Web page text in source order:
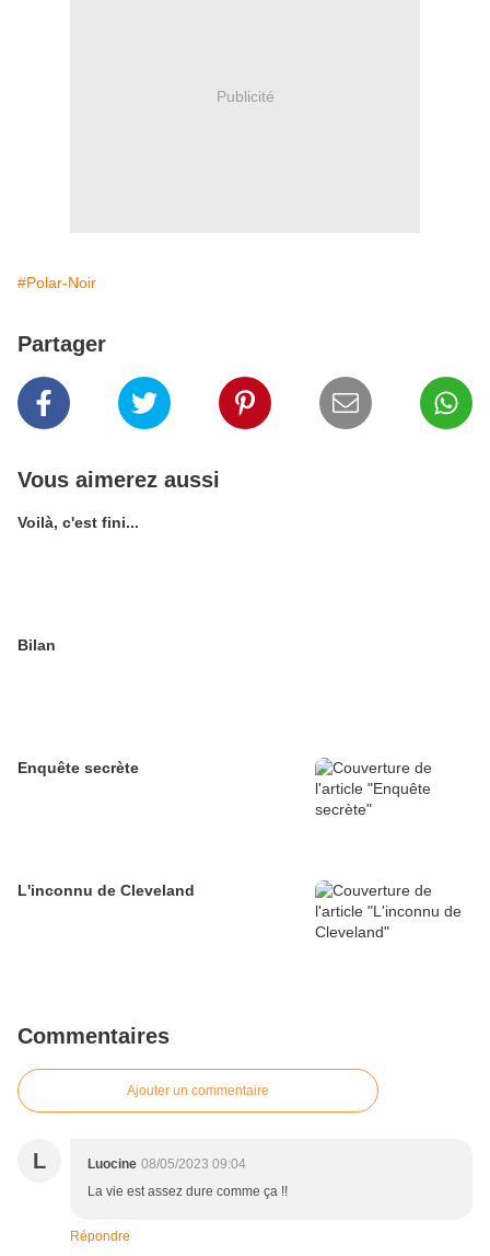
Publicité
#Polar-Noir
Partager
Vous aimerez aussi
Voilà, c'est fini...
Bilan
Enquête secrète
L'inconnu de Cleveland
Commentaires
Ajouter un commentaire
L Luocine 08/05/2023 09:04
La vie est assez dure comme ça !!
Répondre